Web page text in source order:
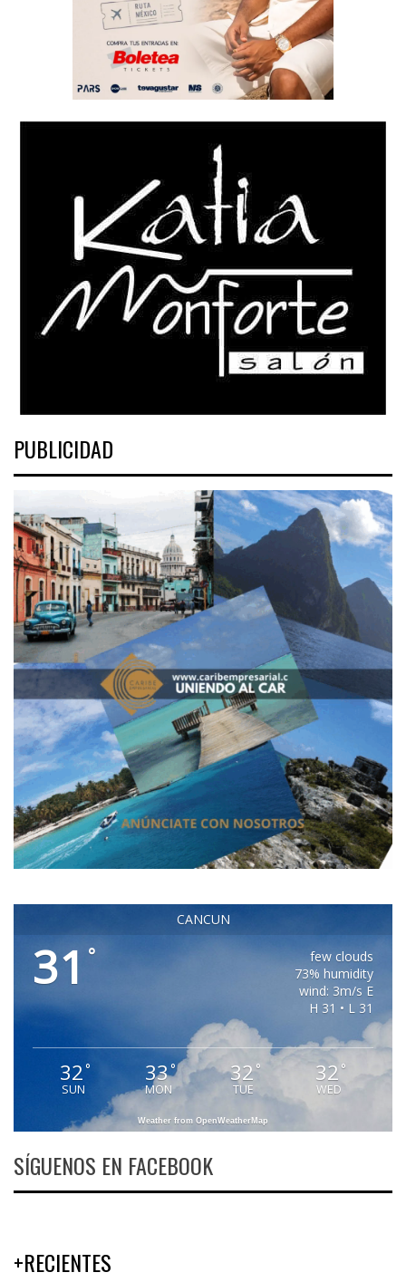
PUBLICIDAD
CANCUN
31 °
few clouds
73% humidity
wind: 3m/s E
H 31 • L 31
32°
SUN
33°
MON
32 °
TUE
32 °
WED
Weather from OpenWeatherMap
SÍGUENOS EN FACEBOOK
+RECIENTES